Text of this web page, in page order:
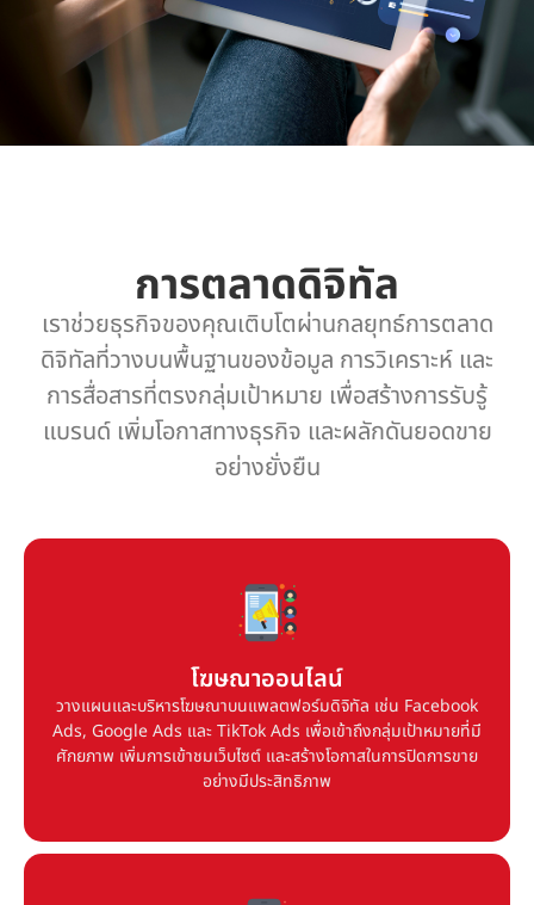
การตลาดดิจิทัล
เราช่วยธุรกิจของคุณเติบโตผ่านกลยุทธ์การตลาด
ดิจิทัลที่วางบนพื้นฐานของข้อมูล การวิเคราะห์ และ
การสื่อสารที่ตรงกลุ่มเป้าหมาย เพื่อสร้างการรับรู้
แบรนด์ เพิ่มโอกาสทางธุรกิจ และผลักดันยอดขาย
อย่างยั่งยืน
โฆษณาออนไลน์
วางแผนและบริหารโฆษณาบนแพลตฟอร์มดิจิทัล เช่น Facebook
Ads, Google Ads และ TikTok Ads เพื่อเข้าถึงกลุ่มเป้าหมายที่มี
ศักยภาพ เพิ่มการเข้าชมเว็บไซต์ และสร้างโอกาสในการปิดการขาย
อย่างมีประสิทธิภาพ
โฆษณาออนไลน์
วางแผนและบริหารโฆษณาบนแพลตฟอร์มดิจิทัล เช่น Facebook
Ads, Google Ads และ TikTok Ads เพื่อเข้าถึงกลุ่มเป้าหมายที่มี
ศักยภาพ เพิ่มการเข้าชมเว็บไซต์ และสร้างโอกาสในการปิดการขาย
อย่างมีประสิทธิภาพ